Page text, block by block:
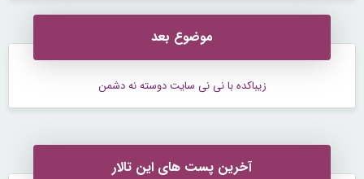
موضوع بعد
زیباکده با نی نی سایت دوسته نه دشمن
آخرین پست های این تالار